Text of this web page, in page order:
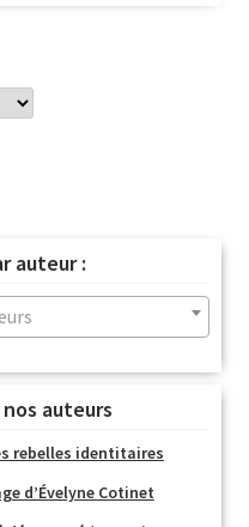
auteur :
auteurs
rebelles identitaires
d’Évelyne Cotinet